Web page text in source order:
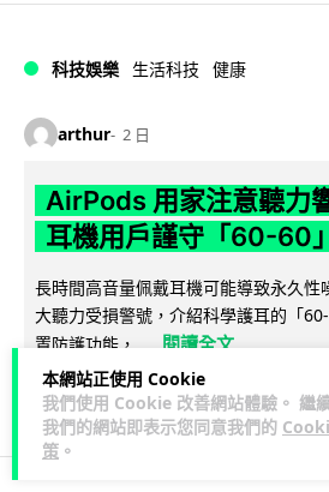
本網站正使用 Cookie
我們使用 Cookie 改善網站體驗。 繼
我們的網站即表示您同意我們的
策 。
科技娛樂 生活科技 健康
arthur 2 日
AirPods 用家注意聽力
耳機用戶謹守「60-60
長時間高音量佩戴耳機可能導致永久性
大聽力受損警號，介紹科學護耳的「
置防護功能，... 閱讀全文
20 分享